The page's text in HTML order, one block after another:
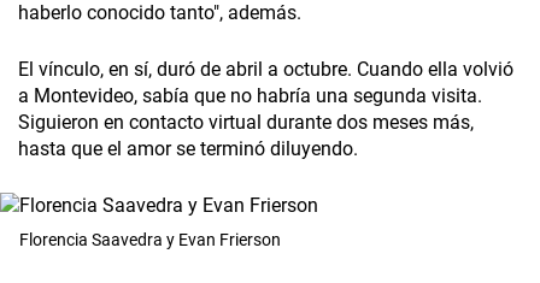
haberlo conocido tanto", además.
El vínculo, en sí, duró de abril a octubre. Cuando ella volvió
a Montevideo, sabía que no habría una segunda visita.
Siguieron en contacto virtual durante dos meses más,
hasta que el amor se terminó diluyendo.
Florencia Saavedra y Evan Frierson